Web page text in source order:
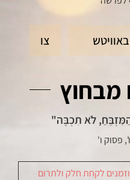
צו
מבחוץ
לֹא תִכְבֶּה"
פסוק ו'
לקחת חלק ולתרום